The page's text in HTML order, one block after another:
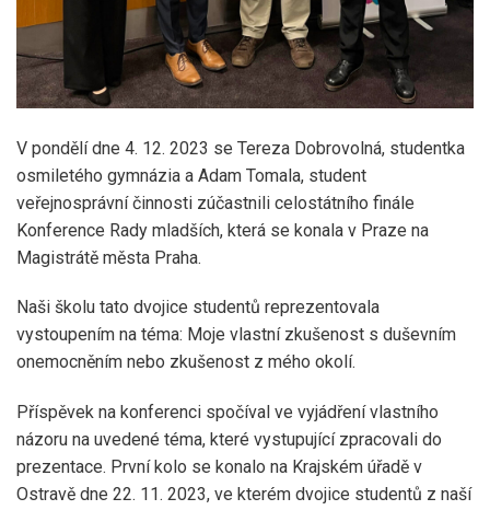
V pondělí dne 4. 12. 2023 se Tereza Dobrovolná, studentka
osmiletého gymnázia a Adam Tomala, student
veřejnosprávní činnosti zúčastnili celostátního finále
Konference Rady mladších, která se konala v Praze na
Magistrátě města Praha.
Naši školu tato dvojice studentů reprezentovala
vystoupením na téma: Moje vlastní zkušenost s duševním
onemocněním nebo zkušenost z mého okolí.
Příspěvek na konferenci spočíval ve vyjádření vlastního
názoru na uvedené téma, které vystupující zpracovali do
prezentace. První kolo se konalo na Krajském úřadě v
Ostravě dne 22. 11. 2023, ve kterém dvojice studentů z naší